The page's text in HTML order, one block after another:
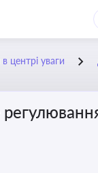
центрі уваги